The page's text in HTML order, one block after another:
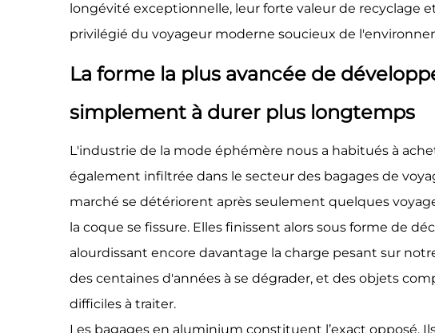
longévité exceptionnelle, leur forte valeur de recyclage
privilégié du voyageur moderne soucieux de
La forme la plus avancée de
simplement à durer plus longtemps
L'industrie de la mode éphémère nous a habitués à
également infiltrée dans le secteur des bagages de
marché se détériorent après seulement quelques
la coque se fissure. Elles finissent alors sous forme de
alourdissant encore davantage la charge pesant sur
des centaines d'années à se dégrader, et des objets
difficiles à traiter.
Les bagages en aluminium constituent l’exact opposé.